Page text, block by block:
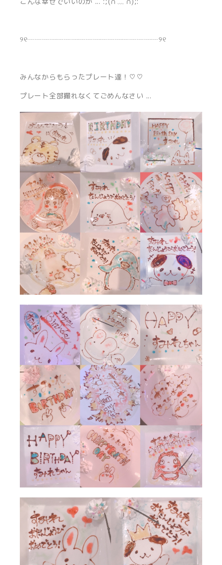
୨୧┈┈┈┈┈┈┈┈┈┈┈┈┈┈┈┈┈┈୨୧
みんなからもらったプレート達！♡♡
プレート全部撮れなくてごめんなさい ...